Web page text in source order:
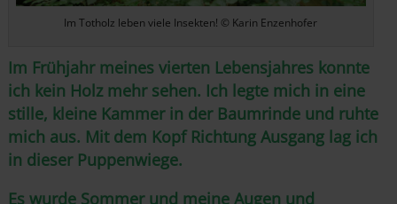
Im Totholz leben viele Insekten! © Karin Enzenhofer
Im Frühjahr meines vierten Lebensjahres konnte
ich kein Holz mehr sehen. Ich legte mich in eine
stille, kleine Kammer in der Baumrinde und ruhte
mich aus. Mit dem Kopf Richtung Ausgang lag ich
in dieser Puppenwiege.
Es wurde Sommer und meine Augen und